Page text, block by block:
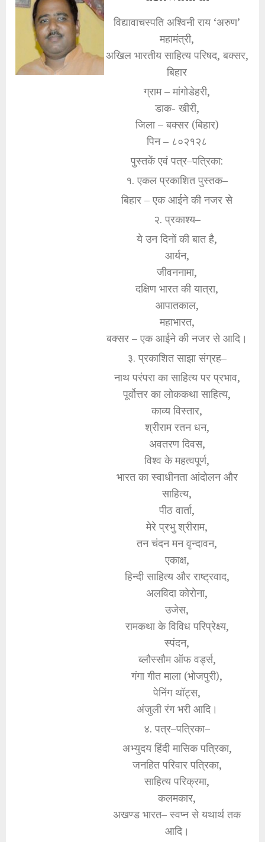
विद्यावाचस्पति अश्विनी राय ‘अरुण’
महामंत्री,
अखिल भारतीय साहित्य परिषद, बक्सर,
बिहार
ग्राम – मांगोडेहरी,
डाक- खीरी,
जिला – बक्सर (बिहार)
पिन – ८०२१२८
पुस्तकें एवं पत्र–पत्रिका:
१. एकल प्रकाशित पुस्तक–
बिहार – एक आईने की नजर से
२. प्रकाश्य–
ये उन दिनों की बात है,
आर्यन,
जीवननामा,
दक्षिण भारत की यात्रा,
आपातकाल,
महाभारत,
बक्सर – एक आईने की नजर से आदि।
३. प्रकाशित साझा संग्रह–
नाथ परंपरा का साहित्य पर प्रभाव,
पूर्वोत्तर का लोककथा साहित्य,
काव्य विस्तार,
श्रीराम रतन धन,
अवतरण दिवस,
विश्व के महत्वपूर्ण,
भारत का स्वाधीनता आंदोलन और
साहित्य,
पीठ वार्ता,
मेरे प्रभु श्रीराम,
तन चंदन मन वृन्दावन,
एकाक्ष,
हिन्दी साहित्य और राष्ट्रवाद,
अलविदा कोरोना,
उजेस,
रामकथा के विविध परिप्रेक्ष्य,
स्पंदन,
ब्लौस्सौम ऑफ वर्ड्स,
गंगा गीत माला (भोजपुरी),
पेनिंग थॉट्स,
अंजुली रंग भरी आदि।
४. पत्र–पत्रिका–
अभ्युदय हिंदी मासिक पत्रिका,
जनहित परिवार पत्रिका,
साहित्य परिक्रमा,
कलमकार,
अखण्ड भारत– स्वप्न से यथार्थ तक
आदि।